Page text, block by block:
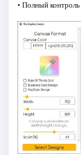
• Полный